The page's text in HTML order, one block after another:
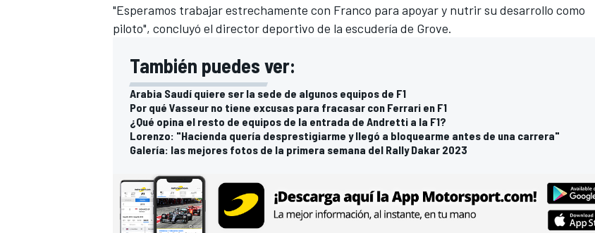
"Esperamos trabajar estrechamente con Franco para apoyar y nutrir su desarrollo como
piloto", concluyó el director deportivo de la escudería de Grove.
También puedes ver:
Arabia Saudí quiere ser la sede de algunos equipos de F1
Por qué Vasseur no tiene excusas para fracasar con Ferrari en F1
¿Qué opina el resto de equipos de la entrada de Andretti a la F1?
Lorenzo: "Hacienda quería desprestigiarme y llegó a bloquearme antes de una carrera"
Galería: las mejores fotos de la primera semana del Rally Dakar 2023